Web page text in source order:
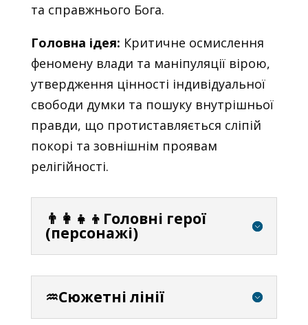
та справжнього Бога.
Головна ідея: Критичне осмислення
феномену влади та маніпуляції вірою,
утвердження цінності індивідуальної
свободи думки та пошуку внутрішньої
правди, що протиставляється сліпій
покорі та зовнішнім проявам
релігійності.
👨‍👩‍👧‍👦Головні герої
(персонажі)
♒Сюжетні лінії